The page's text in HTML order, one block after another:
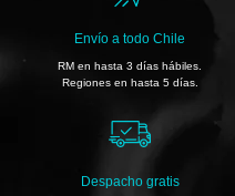
Despacho gratis
Envío a todo Chile
RM en hasta 3 días hábiles.
Regiones en hasta 5 días.